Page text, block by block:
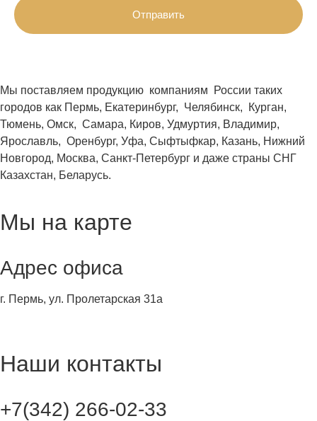
Отправить
Мы поставляем продукцию компаниям России таких
городов как Пермь, Екатеринбург, Челябинск, Курган,
Тюмень, Омск, Самара, Киров, Удмуртия, Владимир,
Ярославль, Оренбург, Уфа, Сыфтыфкар, Казань, Нижний
Новгород, Москва, Санкт-Петербург и даже страны СНГ
Казахстан, Беларусь.
Мы на карте
Адрес офиса
г. Пермь, ул. Пролетарская 31а
Наши контакты
+7(342) 266-02-33